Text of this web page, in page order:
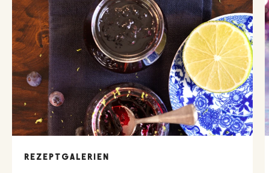
REZEPTGALERIEN